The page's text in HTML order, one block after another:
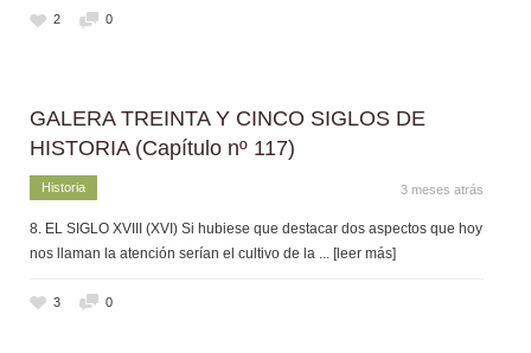
2 0
GALERA TREINTA Y CINCO SIGLOS DE
HISTORIA (Capítulo nº 117)
Historia 3 meses atrás
8. EL SIGLO XVIII (XVI) Si hubiese que destacar dos aspectos que hoy
nos llaman la atención serían el cultivo de la
... [leer más]
3 0